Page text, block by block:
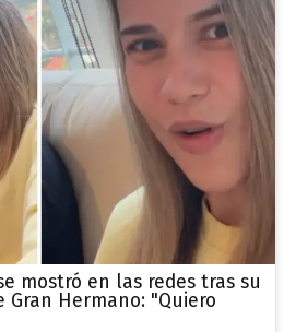
mostró en las redes tras su
Gran Hermano: "Quiero